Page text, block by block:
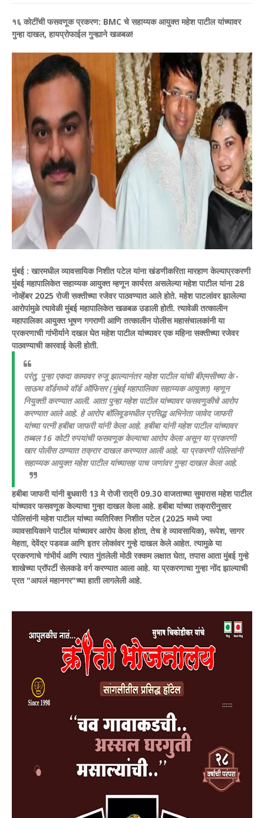
१६ कोटींची फसवणूक प्रकरण: BMC चे सहाय्यक आयुक्त महेश पाटील यांच्यावर
गुन्हा दाखल, हायप्रोफाईल गुन्ह्याने खळबळ!
मुंबई : खारमधील व्यावसायिक निशीत पटेल यांना खंडणीकरिता मारहाण केल्याप्रकरणी
मुंबई महापालिकेत सहाय्यक आयुक्त म्हणून कार्यरत असलेल्या महेश पाटील यांना 28
नोव्हेंबर 2025 रोजी सक्तीच्या रजेवर पाठवण्यात आले होते. महेश पाटलांवर झालेल्या
आरोपांमुळे त्यावेळी मुंबई महापालिकेत खळबळ उडाली होती. त्यावेळी तत्कालीन
महापालिका आयुक्त भूषण गगराणी आणि तत्कालीन पोलीस महासंचालकांनी या
प्रकरणाची गांभीर्याने दखल घेत महेश पाटील यांच्यावर एक महिना सक्तीच्या रजेवर
पाठवण्याची कारवाई केली होती.
परंतु, पुन्हा एकदा कामावर रुजू झाल्यानंतर महेश पाटील यांची बीएमसीच्या के -
साऊथ वॉर्डमध्ये वॉर्ड ऑफिसर (मुंबई महापालिका सहाय्यक आयुक्त) म्हणून
नियुक्ती करण्यात आली. आता पुन्हा महेश पाटील यांच्यावर फसवणुकीचे आरोप
करण्यात आले आहे. हे आरोप बॉलिवूडमधील प्रसिद्ध अभिनेता जावेद जाफरी
यांच्या पत्नी हबीबा जाफरी यांनी केला आहे. हबीबा यांनी महेश पाटील यांच्यावर
तब्बल 16 कोटी रुपयांची फसवणूक केल्याचा आरोप केला असून या प्रकरणी
खार पोलीस ठाण्यात तक्रार दाखल करण्यात आली आहे. या प्रकरणी पोलिसांनी
सहाय्यक आयुक्त महेश पाटील यांच्यासह पाच जणांवर गुन्हा दाखल केला आहे.
हबीबा जाफरी यांनी बुधवारी 13 मे रोजी रात्री 09.30 वाजताच्या सुमारास महेश पाटील
यांच्यावर फसवणूक केल्याचा गुन्हा दाखल केला आहे. हबीबा यांच्या तक्रारीनुसार
पोलिसांनी महेश पाटील यांच्या व्यतिरिक्त निशीत पटेल (2025 मध्ये ज्या
व्यावसायिकाने पाटील यांच्यावर आरोप केला होता, तेच हे व्यावसायिक), रूपेश, सागर
मेहता, देवेंद्र पडवळ आणि इतर लोकांवर गुन्हे दाखल केले आहेत. त्यामुळे या
प्रकरणाचे गांभीर्य आणि त्यात गुंतलेली मोठी रक्कम लक्षात घेता, तपास आता मुंबई गुन्हे
शाखेच्या प्रॉपर्टी सेलकडे वर्ग करण्यात आला आहे. या प्रकरणाचा गुन्हा नोंद झाल्याची
प्रत "आपलं महानगर"च्या हाती लागलेली आहे.